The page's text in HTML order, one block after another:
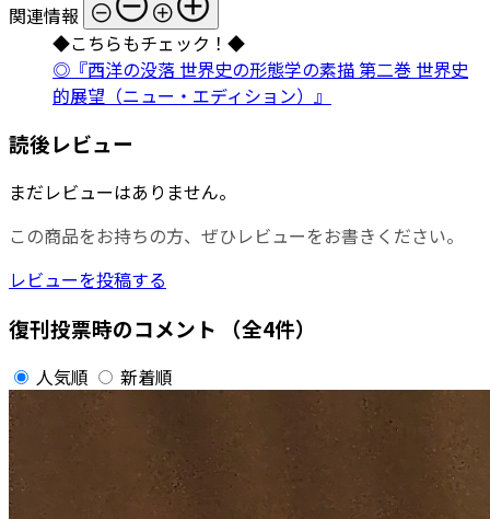
関連情報
◆こちらもチェック！◆
◎『西洋の没落 世界史の形態学の素描 第二巻 世界史
的展望（ニュー・エディション）』
読後レビュー
まだレビューはありません。
この商品をお持ちの方、ぜひレビューをお書きください。
レビューを投稿する
復刊投票時のコメント （全4件）
人気順 新着順